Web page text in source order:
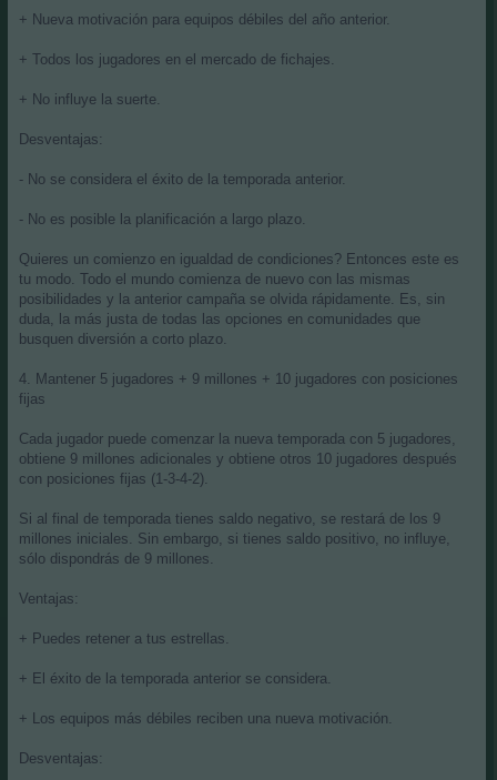
+ Nueva motivación para equipos débiles del año anterior.
+ Todos los jugadores en el mercado de fichajes.
+ No influye la suerte.
Desventajas:
- No se considera el éxito de la temporada anterior.
- No es posible la planificación a largo plazo.
Quieres un comienzo en igualdad de condiciones? Entonces este es
tu modo. Todo el mundo comienza de nuevo con las mismas
posibilidades y la anterior campaña se olvida rápidamente. Es, sin
duda, la más justa de todas las opciones en comunidades que
busquen diversión a corto plazo.
4. Mantener 5 jugadores + 9 millones + 10 jugadores con posiciones
fijas
Cada jugador puede comenzar la nueva temporada con 5 jugadores,
obtiene 9 millones adicionales y obtiene otros 10 jugadores después
con posiciones fijas (1-3-4-2).
Si al final de temporada tienes saldo negativo, se restará de los 9
millones iniciales. Sin embargo, si tienes saldo positivo, no influye,
sólo dispondrás de 9 millones.
Ventajas:
+ Puedes retener a tus estrellas.
+ El éxito de la temporada anterior se considera.
+ Los equipos más débiles reciben una nueva motivación.
Desventajas: